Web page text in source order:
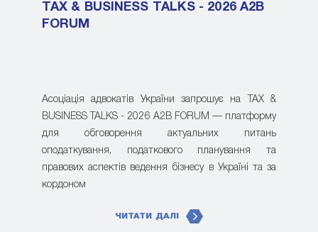
TAX & BUSINESS TALKS - 2026 A2B
FORUM
Асоціація адвокатів України запрошує на TAX &
BUSINESS TALKS - 2026 A2B FORUM — платформу
для обговорення актуальних питань
оподаткування, податкового планування та
правових аспектів ведення бізнесу в Україні та за
кордоном
ЧИТАТИ ДАЛІ